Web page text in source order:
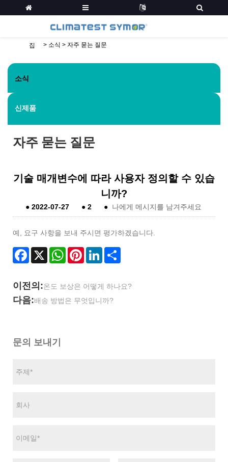
집 > 소식 > 자주 묻는 질문
소식
신제품
자주 묻는 질문
기술 매개변수에 따라 사용자 정의할 수 있습
니까?
●2022-07-27 ●2 ● 나에게 메시지를 남겨주세요
예, 요구 사항을 보내 주시면 평가하겠습니다.
Facebook
X WhatsAppPinterestLinkedIn
이전의:온도 보상은 어떻게 하나요?
다음:배송 방법은 무엇입니까?
문의 보내기